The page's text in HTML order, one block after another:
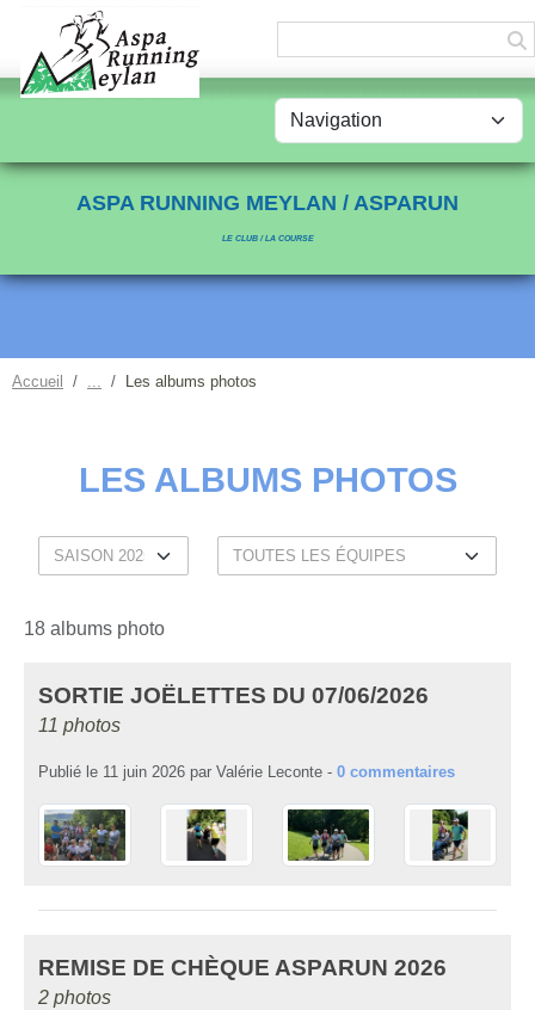
ASPA RUNNING MEYLAN / ASPARUN
LE CLUB / LA COURSE
Accueil Les albums photos
LES ALBUMS PHOTOS
18 albums photo
SORTIE JOËLETTES DU 07/06/2026
11 photos
Publié le 11 juin 2026 par Valérie Leconte - 0 commentaires
REMISE DE CHÈQUE ASPARUN 2026
2 photos
Panneau de gestion des cookies